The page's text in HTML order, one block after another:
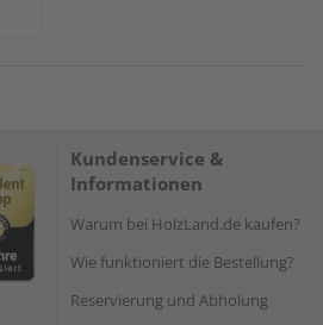
Kundenservice &
Informationen
Warum bei HolzLand.de kaufen?
Wie funktioniert die Bestellung?
Reservierung und Abholung